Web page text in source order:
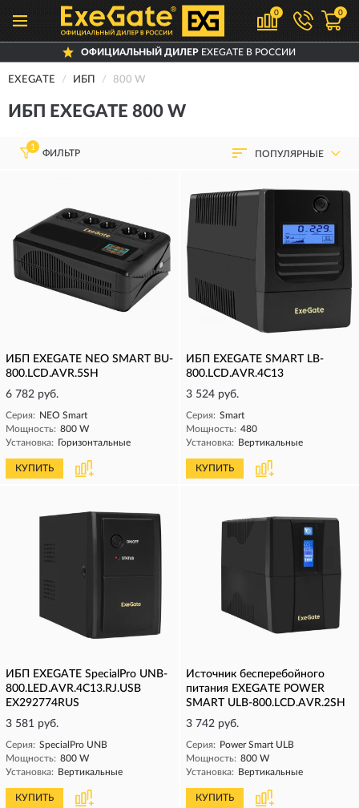
0 0
ОФИЦИАЛЬНЫЙ ДИЛЕРEXEGATE В РОССИИ
EXEGATE ИБП 800 W
ИБП EXEGATE 800 W
1
ФИЛЬТР ПОПУЛЯРНЫЕ
ИБП EXEGATE NEO SMART BU-
800.LCD.AVR.5SH
6 782 руб.
Серия: NEO Smart
Мощность: 800 W
Установка: Горизонтальные
КУПИТЬ
ИБП EXEGATE SMART LB-
800.LCD.AVR.4C13
3 524 руб.
Серия: Smart
Мощность: 480
Установка: Вертикальные
КУПИТЬ
ИБП EXEGATE SpecialPro UNB-
800.LED.AVR.4C13.RJ.USB
EX292774RUS
3 581 руб.
Серия: SpecialPro UNB
Мощность: 800 W
Установка: Вертикальные
КУПИТЬ
Источник бесперебойного
питания EXEGATE POWER
SMART ULB-800.LCD.AVR.2SH
3 742 руб.
Серия: Power Smart ULB
Мощность: 800 W
Установка: Вертикальные
КУПИТЬ